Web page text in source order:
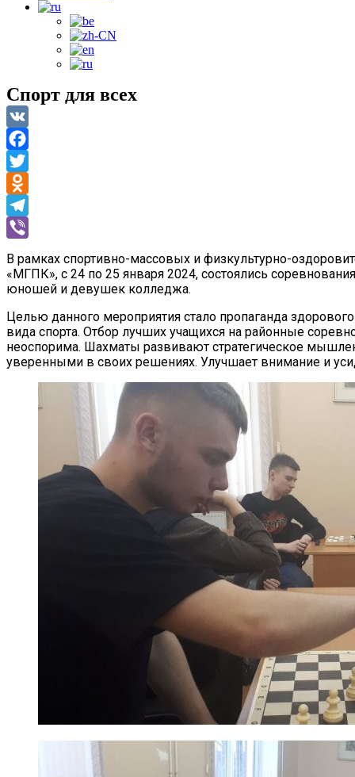
Спорт для всех
VK
Facebook
Twitter
Odnoklassniki
Telegram
В рамках спортивно-массовых и физкультурно-
«МГПК», с 24 по 25 января 2024, состоялись
юношей и девушек колледжа.
Целью данного мероприятия стало пропаганда
вида спорта. Отбор лучших учащихся на районные
неоспорима. Шахматы развивают стратегическое
уверенными в своих решениях. Улучшает внимание и